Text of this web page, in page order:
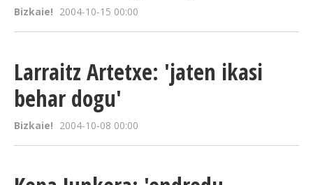
Bizkaie! 2004-10-15 00:00
Larraitz Artetxe: 'jaten ikasi
behar dogu'
Bizkaie! 2004-10-08 00:00